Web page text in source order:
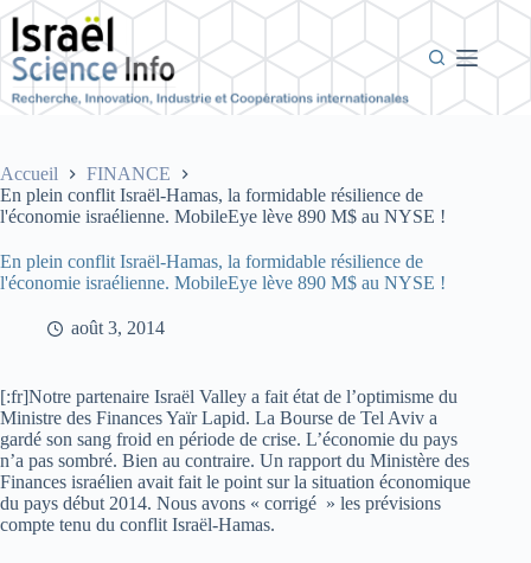
Passer
contenu
Accueil
FINANCE
En plein conflit Israël-Hamas, la formidable résilience de
l'économie israélienne. MobileEye lève 890 M$ au NYSE !
En plein conflit Israël-Hamas, la formidable résilience de
l'économie israélienne. MobileEye lève 890 M$ au NYSE !
août 3, 2014
[:fr]Notre partenaire Israël Valley a fait état de l’optimisme du
Ministre des Finances Yaïr Lapid. La Bourse de Tel Aviv a
gardé son sang froid en période de crise. L’économie du pays
n’a pas sombré. Bien au contraire. Un rapport du Ministère des
Finances israélien avait fait le point sur la situation économique
du pays début 2014. Nous avons « corrigé » les prévisions
compte tenu du conflit Israël-Hamas.